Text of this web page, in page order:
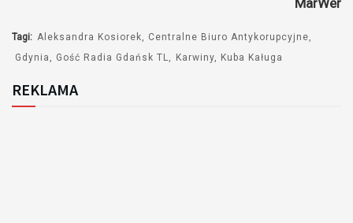
Tagi: Aleksandra Kosiorek
Centralne Biuro Antykorupcyjne
Gdynia
Gość Radia Gdańsk TL Karwiny Kuba Kaługa
REKLAMA